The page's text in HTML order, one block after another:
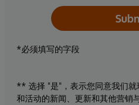
*必须填写的字段
** 选择 "是"，表示您同意我们
和活动的新闻、更新和其他营销